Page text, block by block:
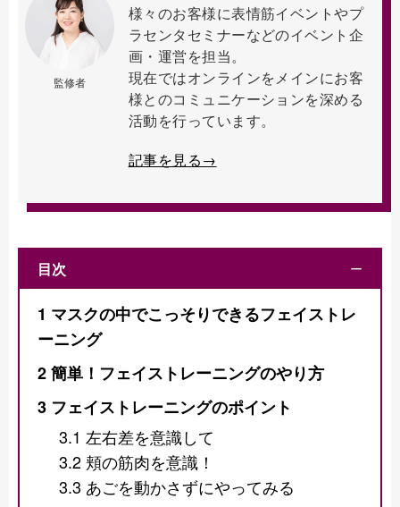
監修者
様々のお客様に表情筋イベントやプ
ラセンタセミナーなどのイベント企
画・運営を担当。
現在ではオンラインをメインにお客
様とのコミュニケーションを深める
活動を行っています。
記事を見る→
目次 ー
1 マスクの中でこっそりできるフェイストレ
ーニング
2簡単！フェイストレーニングのやり方
3 フェイストレーニングのポイント
3.1 左右差を意識して
3.2 頬の筋肉を意識！
3.3 あごを動かさずにやってみる